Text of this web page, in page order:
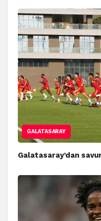
GALATASARAY
Galatasaray’dan